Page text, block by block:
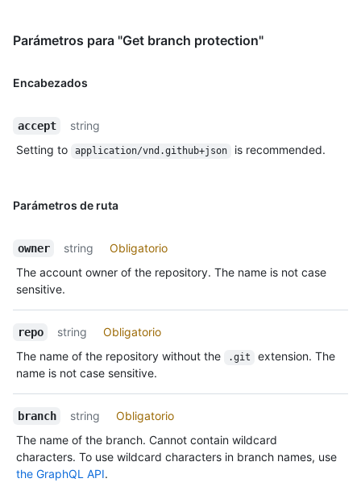
Parámetros para "Get branch protection"
Encabezados
accept
string
Setting to
application/vnd.github+json is recommended.
Parámetros de ruta
owner string
Obligatorio
The account owner of the repository. The name is not case
sensitive.
repo string
Obligatorio
The name of the repository without the
.git
extension. The
name is not case sensitive.
branch string
Obligatorio
The name of the branch. Cannot contain wildcard
characters. To use wildcard characters in branch names, use
the GraphQL API.